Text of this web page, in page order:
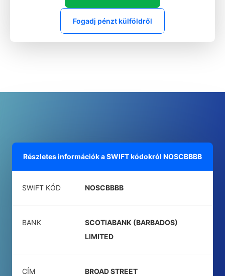
Fogadj pénzt külföldről
Részletes információk a SWIFT kódokról NOSCBBBB
SWIFT KÓD NOSCBBBB
BANK
SCOTIABANK (BARBADOS)
LIMITED
CÍM BROAD STREET